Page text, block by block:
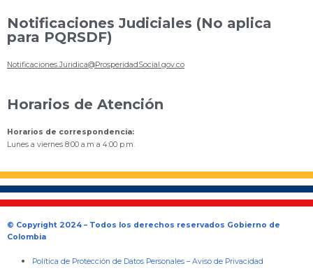
Notificaciones Judiciales (No aplica
para PQRSDF)
Notificaciones.Juridica@ProsperidadSocial.gov.co
Horarios de Atención
Horarios de correspondencia:
Lunes a viernes 8:00 a.m a 4:00 p.m.
© Copyright 2024 – Todos los derechos reservados Gobierno de
Colombia
Política de Protección de Datos Personales –Aviso de Privacidad